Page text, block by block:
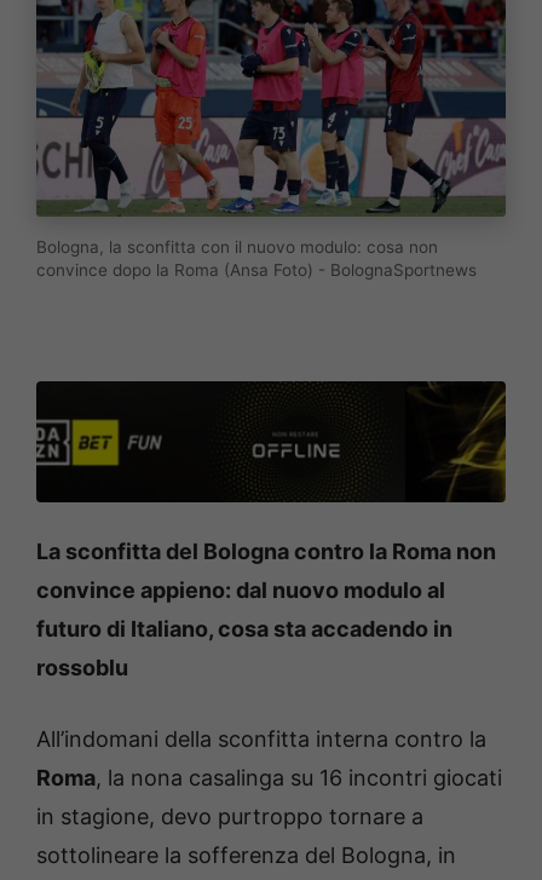
Bologna, la sconfitta con il nuovo modulo: cosa non
convince dopo la Roma (Ansa Foto) - BolognaSportnews
La sconfitta del Bologna contro la Roma non
convince appieno: dal nuovo modulo al
futuro di Italiano, cosa sta accadendo in
rossoblu
All’indomani della sconfitta interna contro la
Roma, la nona casalinga su 16 incontri giocati
in stagione, devo purtroppo tornare a
sottolineare la sofferenza del Bologna, in